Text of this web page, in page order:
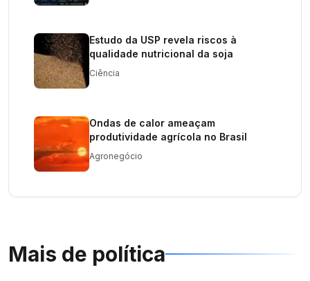
Estudo da USP revela riscos à
qualidade nutricional da soja
Ciência
Ondas de calor ameaçam
produtividade agrícola no Brasil
Agronegócio
Mais de política